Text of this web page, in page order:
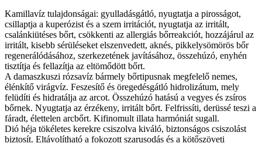
Kamillavíz tulajdonságai: gyulladásgátló, nyugtatja a pirosságot,
csillaptja a kuperózist és a szem irritációt, nyugtatja az irritált,
csalánkiütéses bőrt, csökkenti az allergiás bőrreakciót, hozzájárul az
irritált, kisebb sérüléseket elszenvedett, aknés, pikkelysömörös bőr
regenerálódásához, szerkezetének javításához, összehúzó, enyhén
tisztítja és fellazítja az eltömődött bőrt.
A damaszkuszi rózsavíz bármely bőrtipusnak megfelelő nemes,
élénkítő virágvíz. Feszesítő és öregedésgátló hidrolizátum, mely
felüdíti és hidratálja az arcot. Összehúzó hatású a vegyes és zsíros
bőrnek. Nyugtatja az érzékeny, irritált bőrt. Felfrissíti, derüssé teszi a
fáradt, élettelen arcbőrt. Kifinomult illata harmóniát sugall.
Dió héja tökéletes kerekre csiszolva kiváló, biztonságos csiszolást
biztosít. Eltávolítható a fokozott szarusodás és a kötőszöveti